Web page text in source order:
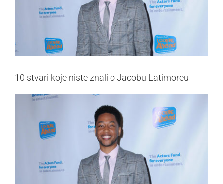
10 stvari koje niste znali o Jacobu Latimoreu